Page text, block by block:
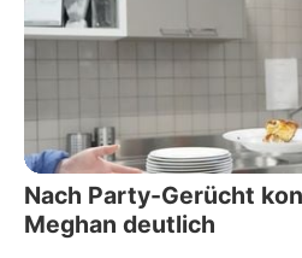
Nach Party-Gerücht
Meghan deutlich